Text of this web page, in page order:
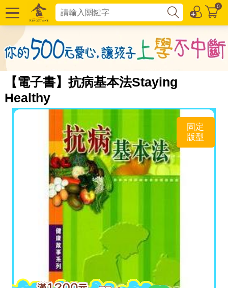
0
【電子書】抗病基本法Staying
Healthy
固定
版型